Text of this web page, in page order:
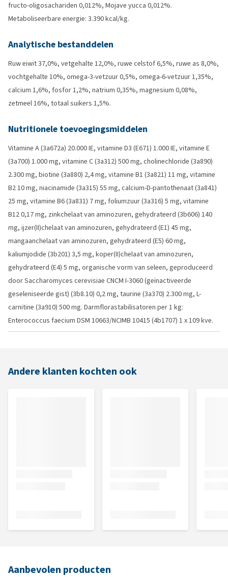
fructo-oligosachariden 0,012%, Mojave yucca 0,012%.
Metaboliseerbare energie: 3.390 kcal/kg.
Analytische bestanddelen
Ruw eiwit 37,0%, vetgehalte 12,0%, ruwe celstof 6,5%, ruwe as 8,0%,
vochtgehalte 10%, omega-3-vetzuur 0,5%, omega-6-vetzuur 1,35%,
calcium 1,6%, fosfor 1,2%, natrium 0,35%, magnesium 0,08%,
zetmeel 16%, totaal suikers 1,5%.
Nutritionele toevoegingsmiddelen
Vitamine A (3a672a) 20.000 IE, vitamine D3 (E671) 1.000 IE, vitamine E
(3a700) 1.000 mg, vitamine C (3a312) 500 mg, cholinechloride (3a890)
2.300 mg, biotine (3a880) 2,4 mg, vitamine B1 (3a821) 11 mg, vitamine
B2 10 mg, niacinamide (3a315) 55 mg, calcium-D-pantothenaat (3a841)
25 mg, vitamine B6 (3a831) 7 mg, foliumzuur (3a316) 5 mg, vitamine
B12 0,17 mg, zinkchelaat van aminozuren, gehydrateerd (3b606) 140
mg, ijzer(II)chelaat van aminozuren, gehydrateerd (E1) 45 mg,
mangaanchelaat van aminozuren, gehydrateerd (E5) 60 mg,
kaliumjodide (3b201) 3,5 mg, koper(II)chelaat van aminozuren,
gehydrateerd (E4) 5 mg, organische vorm van seleen, geproduceerd
door Saccharomyces cerevisiae CNCM I-3060 (geïnactiveerde
geseleniseerde gist) (3b8.10) 0,2 mg, taurine (3a370) 2.300 mg, L-
carnitine (3a910) 500 mg. Darmflorastabilisatoren per 1 kg:
Enterococcus faecium DSM 10663/NCIMB 10415 (4b1707) 1 x 109 kve.
Andere klanten kochten ook
Aanbevolen producten